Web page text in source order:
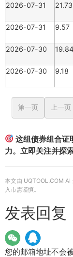
2026-07-31
21.73
2026-07-31
9.57
2026-07-30
19.84
2026-07-30
9.18
第一页 上一页
这组债券组合证
力。立即关注并探
本文由 UQTOOL.COM AI
入市需谨慎。
发表回复
您的邮箱地址不会被